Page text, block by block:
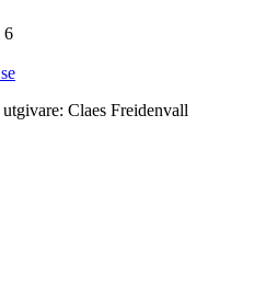
6
Claes Freidenvall